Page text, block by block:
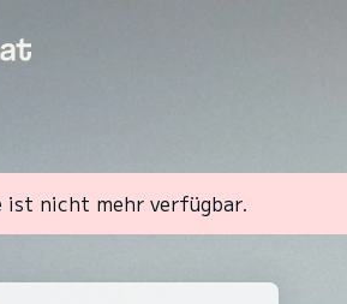
ist nicht mehr verfügbar.